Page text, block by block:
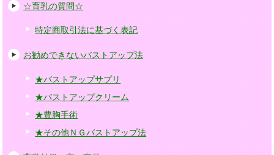
☆育乳の質問☆
特定商取引法に基づく表記
お勧めできないバストアップ法
★バストアップサプリ
★バストアップクリーム
★豊胸手術
★その他ＮＧバストアップ法